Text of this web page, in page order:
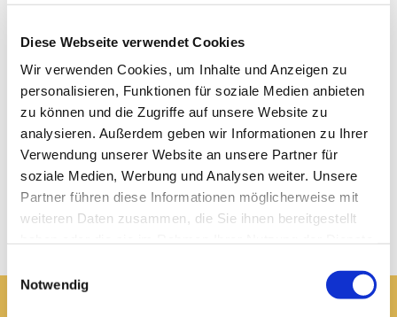
Diese Webseite verwendet Cookies
Wir verwenden Cookies, um Inhalte und Anzeigen zu
personalisieren, Funktionen für soziale Medien anbieten
zu können und die Zugriffe auf unsere Website zu
analysieren. Außerdem geben wir Informationen zu Ihrer
Verwendung unserer Website an unsere Partner für
soziale Medien, Werbung und Analysen weiter. Unsere
Partner führen diese Informationen möglicherweise mit
weiteren Daten zusammen, die Sie ihnen bereitgestellt
Notwendig